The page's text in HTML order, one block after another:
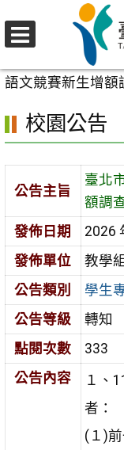
至
要
區
校園公告
語文競賽新生增額
校園公告
公告主旨
臺北
額調
發佈日期
2026
發佈單位
教學組
公告類別
學生
公告等級
轉知
點閱次數
333
公告內容
１、
者：
(１)
選
單